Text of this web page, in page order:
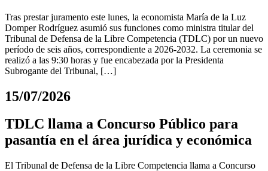
Tras prestar juramento este lunes, la economista María de la Luz
Domper Rodríguez asumió sus funciones como ministra titular del
Tribunal de Defensa de la Libre Competencia (TDLC) por un nuevo
período de seis años, correspondiente a 2026-2032. La ceremonia se
realizó a las 9:30 horas y fue encabezada por la Presidenta
Subrogante del Tribunal, […]
15/07/2026
TDLC llama a Concurso Público para
pasantía en el área jurídica y económica
El Tribunal de Defensa de la Libre Competencia llama a Concurso